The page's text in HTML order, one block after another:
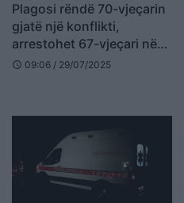
Plagosi rëndë 70-vjeçarin
gjatë një konflikti,
arrestohet 67-vjeçari në
Durrës
schedule 09:06 / 29/07/2025